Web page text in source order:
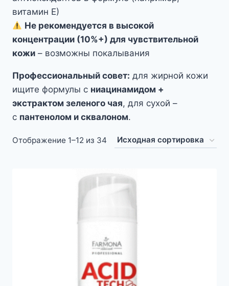
витамин Е)
Не рекомендуется в высокой
концентрации (10%+) для чувствительной
кожи – возможны покалывания
Профессиональный совет: для жирной кожи
ищите формулы с ниацинамидом +
экстрактом зеленого чая, для сухой –
с пантенолом и сквалоном.
Отображение 1–12 из 34